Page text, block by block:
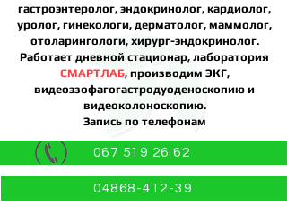
гастроэнтеролог, эндокринолог, кардиолог,
уролог, гинекологи, дерматолог, маммолог,
отоларингологи, хирург-эндокринолог.
Работает дневной стационар, лаборатория
СМАРТЛАБ, производим ЭКГ,
видеоэзофагогастродуоденоскопию и
видеоколоноскопию.
Запись по телефонам
067 519 26 62
04868-412-39